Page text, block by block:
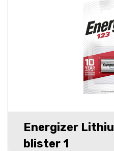
Energizer
blister 1